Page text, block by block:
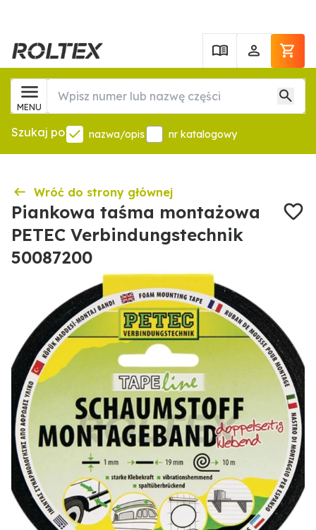
MENU
Szukaj po nazwa/opis nr katalogowy
Wróć do strony głównej
Piankowa taśma montażowa
PETEC Verbindungstechnik
50087200